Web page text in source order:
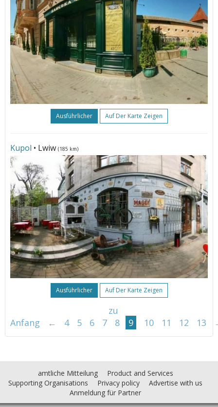
Ausführlicher Auf Der Karte Zeigen
Kupol • Lwiw (185 km)
Ausführlicher Auf Der Karte Zeigen
zu
Anfang
← 4 5 6 7 8 9 10 11 12 13
amtliche Mitteilung
Product and Services
Supporting Organisations
Privacy policy
Advertise with us
Anmeldung für Partner